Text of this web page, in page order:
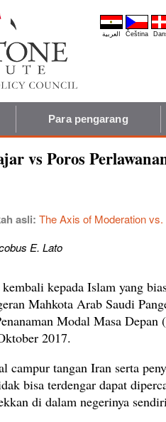
العربية Čeština
Para pengarang
vs Poros
asli: The Axis of Moderation
E. Lato
kepada Islam yang
Mahkota Arab Saudi
Modal Masa
2017.
campur tangan Iran serta
bisa terdengar dapat
di dalam negerinya